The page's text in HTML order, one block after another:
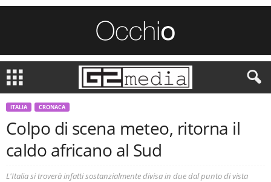
ITALIA CRONACA
Colpo di scena meteo, ritorna il
caldo africano al Sud
L'Italia si troverà infatti sostanzialmente divisa in due dal punto di vista